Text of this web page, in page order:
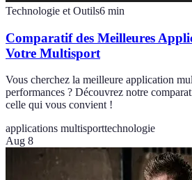
Technologie et Outils6 min
Comparatif des Meilleures
Votre Multisport
Vous cherchez la meilleure application
performances ? Découvrez notre
celle qui vous convient !
applications multisporttechnologie
Aug 8